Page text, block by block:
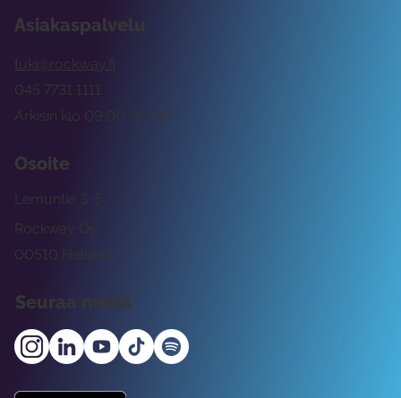
Asiakaspalvelu
tuki@rockway.fi
Arkisin klo 09:00 -15:00
045 7731 1111
Osoite
Rockway Oy
Lemuntie 3-5
00510 Helsinki
Seuraa meitä